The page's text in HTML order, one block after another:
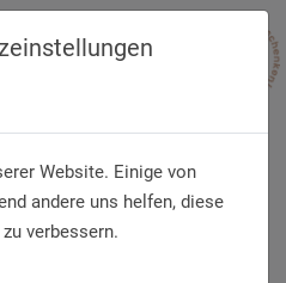
Website. Einige von
andere uns helfen, diese
verbessern.